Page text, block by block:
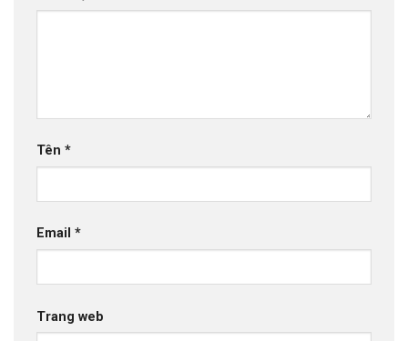
Tên *
Email *
Trang web